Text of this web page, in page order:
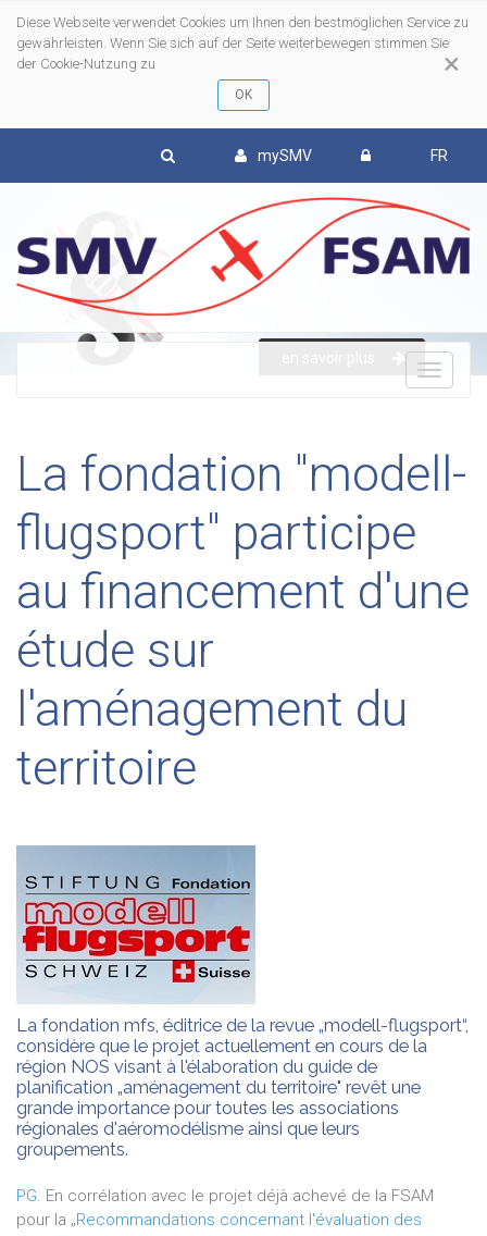
×
Diese Webseite verwendet Cookies um Ihnen den bestmöglichen Service zu
gewährleisten. Wenn Sie sich auf der Seite weiterbewegen stimmen Sie
der Cookie-Nutzung zu
mySMV FR
La fondation "modell-
flugsport" participe
au financement d'une
étude sur
l'aménagement du
territoire
La fondation mfs, éditrice de la revue „modell-flugsport“,
considère que le projet actuellement en cours de la
région NOS visant à l'élaboration du guide de
planification „aménagement du territoire" revêt une
grande importance pour toutes les associations
régionales d'aéromodélisme ainsi que leurs
groupements.
PG. En corrélation avec le projet déjà achevé de la FSAM
pour la „Recommandations concernant l'évaluation des